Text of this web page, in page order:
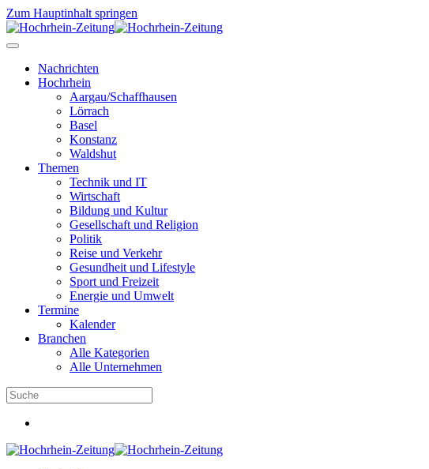
Zum Hauptinhalt springen
Nachrichten
Hochrhein
Aargau/Schaffhausen
Lörrach
Basel
Konstanz
Waldshut
Themen
Technik und IT
Wirtschaft
Bildung und Kultur
Gesellschaft und Religion
Politik
Reise und Verkehr
Gesundheit und Lifestyle
Sport und Freizeit
Energie und Umwelt
Termine
Kalender
Branchen
Alle Kategorien
Alle Unternehmen